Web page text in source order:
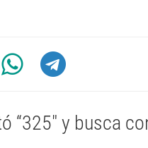
“325″ y busca